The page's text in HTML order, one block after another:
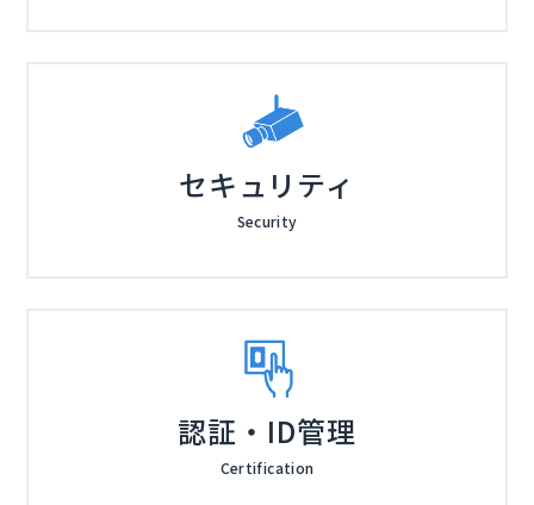
セキュリティ
Security
認証・ID管理
Certification